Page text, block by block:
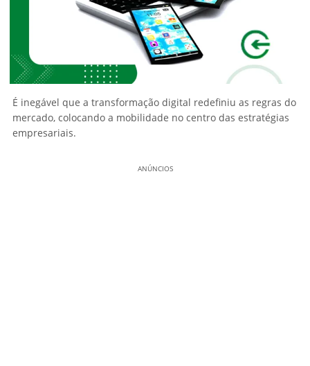
É inegável que a transformação digital redefiniu as regras do
mercado, colocando a mobilidade no centro das estratégias
empresariais.
ANÚNCIOS